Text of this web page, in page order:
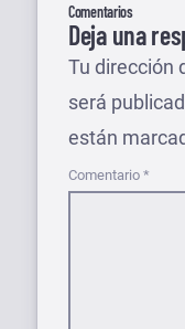
Comentarios
Deja una
Tu dirección
será
están
Comentario *